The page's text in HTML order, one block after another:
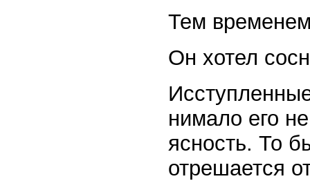
Тем
Он хотел
нимало его
ясность. То
отрешается